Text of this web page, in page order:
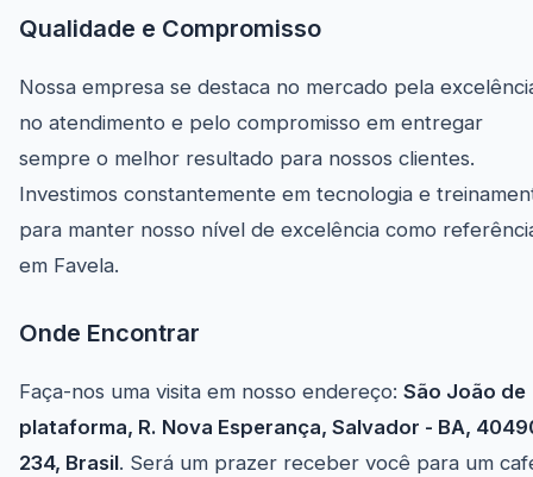
Qualidade e Compromisso
Nossa empresa se destaca no mercado pela
no atendimento e pelo compromisso em entregar
sempre o melhor resultado para nossos clientes.
Investimos constantemente em tecnologia e
para manter nosso nível de excelência como
em Favela.
Onde Encontrar
Faça-nos uma visita em nosso endereço: São João de
plataforma, R. Nova Esperança, Salvador - BA,
234, Brasil. Será um prazer receber você para um